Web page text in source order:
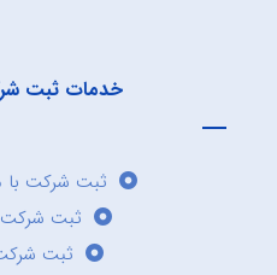
خدمات ثبت
ثبت شرکت
ثبت
ثبت